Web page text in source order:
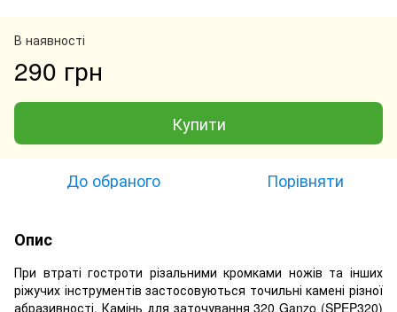
В наявності
290 грн
Купити
До обраного Порівняти
Опис
При втраті гостроти різальними кромками ножів та інших
ріжучих інструментів застосовуються точильні камені різної
абразивності. Камінь для заточування 320 Ganzo (SPEP320)